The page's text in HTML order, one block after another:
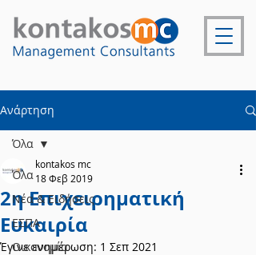
Ανάρτηση
Όλα
Νέα & Ειδήσεις
ΕΣΠΑ
Οικονομία
Όλα
2η Επιχειρηματική
Ευκαιρία
kontakos mc
18 Φεβ 2019
Έγινε ενημέρωση: 1 Σεπ 2021